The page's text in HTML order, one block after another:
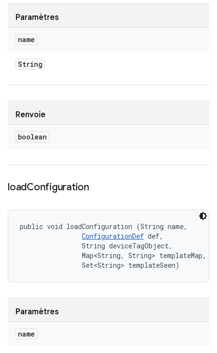
Paramètres
name
String
Renvoie
boolean
loadConfiguration
public void loadConfiguration (String name,
ConfigurationDef def,
                String deviceTagObject,
                Map<String, String> templateMap,
                Set<String> templateSeen)
Paramètres
name